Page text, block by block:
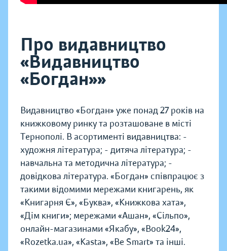
Про видавництво
«Видавництво
«Богдан»»
Видавництво «Богдан» уже понад 27 років на
книжковому ринку та розташоване в місті
Тернополі. В асортименті видавництва: -
художня література; - дитяча література; -
навчальна та методична література; -
довідкова література. «Богдан» співпрацює з
такими відомими мережами книгарень, як
«Книгарня Є», «Буква», «Книжкова хата»,
«Дім книги»; мережами «Ашан», «Сільпо»,
онлайн-магазинами «Якабу», «Book24»,
«Rozetka.ua», «Kasta», «Be Smart» та інші.